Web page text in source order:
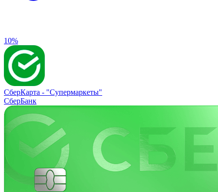
10%
СберКарта - "Супермаркеты"
СберБанк